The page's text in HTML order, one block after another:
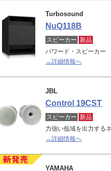
Turbosound
NuQ118B
スピーカー 新品
パワード・スピーカー
→詳細情報へ
JBL
Control 19CST
スピーカー 新品
力強い低域を出力する
→詳細情報へ
YAMAHA